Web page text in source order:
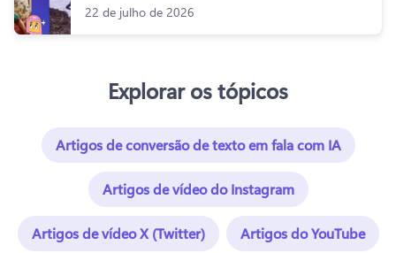
22 de julho de 2026
Explorar os tópicos
Artigos de conversão de texto em fala com IA
Artigos de vídeo do Instagram
Artigos de vídeo X (Twitter) Artigos do YouTube